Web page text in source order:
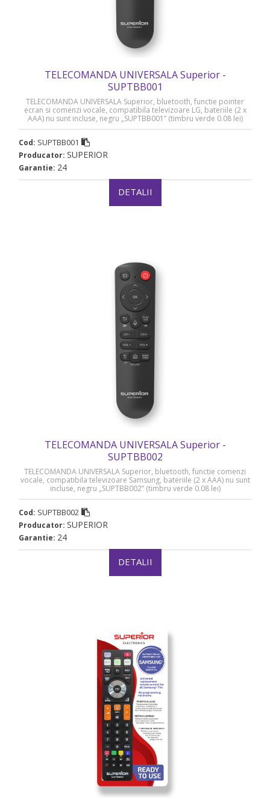
TELECOMANDA UNIVERSALA Superior -
SUPTBB001
TELECOMANDA UNIVERSALA Superior, bluetooth, functie pointer
ecran si comenzi vocale, compatibila televizoare LG, bateriile (2 x
AAA) nu sunt incluse, negru „SUPTBB001” (timbru verde 0.08 lei)
Cod: SUPTBB001
Producator: SUPERIOR
Garantie: 24
DETALII
TELECOMANDA UNIVERSALA Superior -
SUPTBB002
TELECOMANDA UNIVERSALA Superior, bluetooth, functie comenzi
vocale, compatibila televizoare Samsung, bateriile (2 x AAA) nu sunt
incluse, negru „SUPTBB002” (timbru verde 0.08 lei)
Cod: SUPTBB002
Producator: SUPERIOR
Garantie: 24
DETALII